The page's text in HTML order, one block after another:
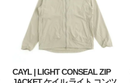
CAYL | LIGHT CONSEAL ZIP